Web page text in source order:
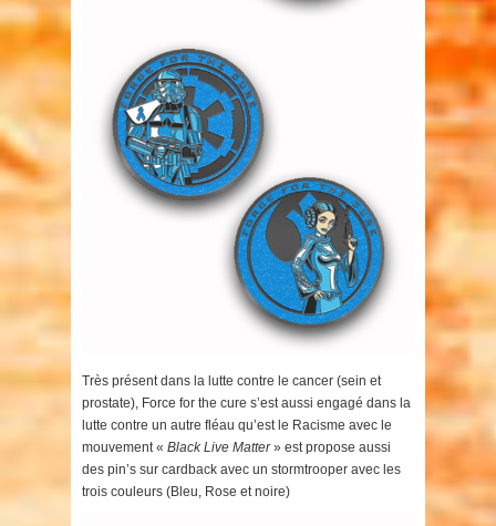
Très présent dans la lutte contre le cancer (sein et
prostate), Force for the cure s’est aussi engagé dans la
lutte contre un autre fléau qu’est le Racisme avec le
mouvement « Black Live Matter» est propose aussi
des pin’s sur cardback avec un stormtrooper avec les
trois couleurs (Bleu, Rose et noire)